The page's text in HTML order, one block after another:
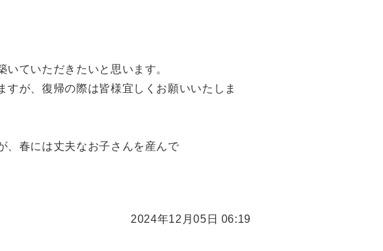
ていただきたいと思います。
が、復帰の際は皆様宜しくお願いいたしま
、春には丈夫なお子さんを産んで
2024年12月05日 06:19